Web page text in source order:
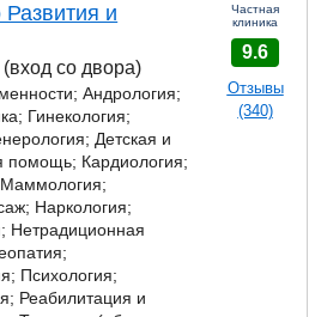
Развития и
со двора)
Андрология;
Гинекология;
Детская и
помощь; Кардиология;
Маммология;
Наркология;
Нетрадиционная
Психология;
Реабилитация и
Частная
клиника
9.6
Отзывы
(340)